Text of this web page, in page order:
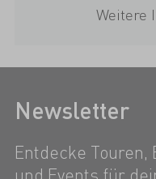
Weitere
Newsletter
Entdecke Touren,
und Events für